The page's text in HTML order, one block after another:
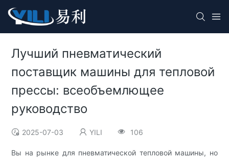
Лучший пневматический
поставщик машины для тепловой
прессы: всеобъемлющее
руководство
2025-07-03 YILI 106
Вы на рынке для пневматической тепловой машины, но